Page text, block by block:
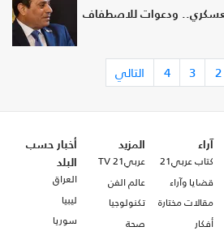
ودعوات للاصطفاف
2
3
4 التالي
آراء
كتاب عربي21
قضايا وآراء
مقالات مختارة
أفكار
المزيد
عربي21 TV
عالم الفن
تكنولوجيا
صحة
أخبار حسب
البلد
العراق
ليبيا
سوريا